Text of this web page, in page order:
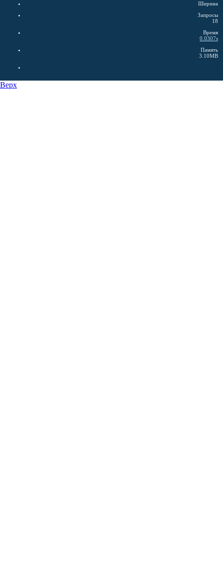
Ширина
Запросы
18
Время
0.0307s
Память
3.10MB
Верх